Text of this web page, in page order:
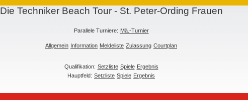
Die Techniker Beach Tour - St. Peter-Ording Frauen
Parallele Turniere: Mä.-Turnier
Allgemein Information Meldeliste Zulassung Courtplan
Qualifikation: Setzliste Spiele Ergebnis
Hauptfeld: Setzliste Spiele Ergebnis